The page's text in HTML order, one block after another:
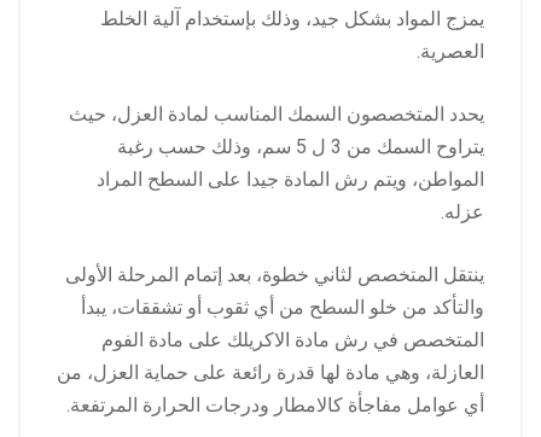
يمزج المواد بشكل جيد، وذلك بإستخدام آلية الخلط
العصرية.
يحدد المتخصصون السمك المناسب لمادة العزل، حيث
يتراوح السمك من 3 ل 5 سم، وذلك حسب رغبة
المواطن، ويتم رش المادة جيدا على السطح المراد
عزله.
ينتقل المتخصص لثاني خطوة، بعد إتمام المرحلة الأولى
والتأكد من خلو السطح من أي ثقوب أو تشققات، يبدأ
المتخصص في رش مادة الاكريلك على مادة الفوم
العازلة، وهي مادة لها قدرة رائعة على حماية العزل، من
أي عوامل مفاجأة كالامطار ودرجات الحرارة المرتفعة.